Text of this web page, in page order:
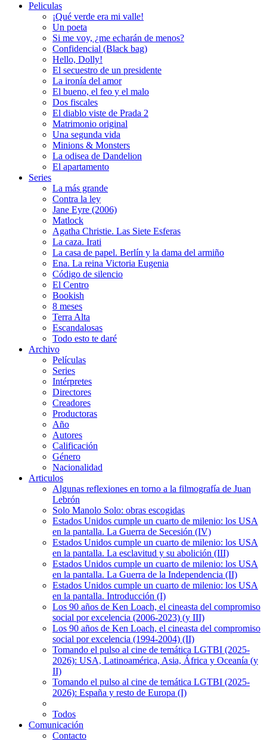
Peliculas
¡Qué verde era mi valle!
Un poeta
Si me voy, ¿me echarán de menos?
Confidencial (Black bag)
Hello, Dolly!
El secuestro de un presidente
La ironía del amor
El bueno, el feo y el malo
Dos fiscales
El diablo viste de Prada 2
Matrimonio original
Una segunda vida
Minions & Monsters
La odisea de Dandelion
El apartamento
Series
La más grande
Contra la ley
Jane Eyre (2006)
Matlock
Agatha Christie. Las Siete Esferas
La caza. Irati
La casa de papel. Berlín y la dama del armiño
Ena. La reina Victoria Eugenia
Código de silencio
El Centro
Bookish
8 meses
Terra Alta
Escandalosas
Todo esto te daré
Archivo
Películas
Series
Intérpretes
Directores
Creadores
Productoras
Año
Autores
Calificación
Género
Nacionalidad
Articulos
Algunas reflexiones en torno a la filmografía de Juan
Lebrón
Solo Manolo Solo: obras escogidas
Estados Unidos cumple un cuarto de milenio: los USA
en la pantalla. La Guerra de Secesión (IV)
Estados Unidos cumple un cuarto de milenio: los USA
en la pantalla. La esclavitud y su abolición (III)
Estados Unidos cumple un cuarto de milenio: los USA
en la pantalla. La Guerra de la Independencia (II)
Estados Unidos cumple un cuarto de milenio: los USA
en la pantalla. Introducción (I)
Los 90 años de Ken Loach, el cineasta del compromiso
social por excelencia (2006-2023) (y III)
Los 90 años de Ken Loach, el cineasta del compromiso
social por excelencia (1994-2004) (II)
Tomando el pulso al cine de temática LGTBI (2025-
2026): USA, Latinoamérica, Asia, África y Oceanía (y
II)
Tomando el pulso al cine de temática LGTBI (2025-
2026): España y resto de Europa (I)
Todos
Comunicación
Contacto